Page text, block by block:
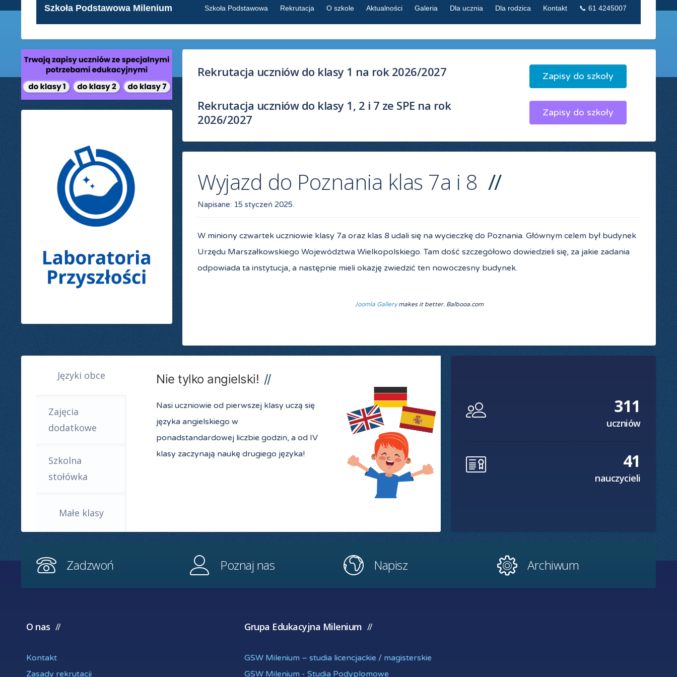
Szkoła Podstawowa Milenium Szkoła Podstawowa Rekrutacja O szkole Aktualności Galeria Dla ucznia Dla rodzica Kontakt 📞 61 4245007
Rekrutacja uczniów do klasy 1 na rok 2026/2027 Zapisy do szkoły
Rekrutacja uczniów do klasy 1, 2 i 7 ze SPE na rok
2026/2027
Zapisy do szkoły
Wyjazd do Poznania klas 7a i 8
Napisane: 15 styczeń 2025.
W miniony czwartek uczniowie klasy 7a oraz klas 8 udali się na wycieczkę do Poznania. Głównym celem był budynek
Urzędu Marszałkowskiego Województwa Wielkopolskiego. Tam dość szczegółowo dowiedzieli się, za jakie zadania
odpowiada ta instytucja, a następnie mieli okazję zwiedzić ten nowoczesny budynek.
Joomla Gallerymakes it better. Balbooa.com
Języki obce
Zajęcia
dodatkowe
Szkolna
stołówka
Małe klasy
Nie tylko angielski!
Nasi uczniowie od pierwszej klasy uczą się
języka angielskiego w
ponadstandardowej liczbie godzin, a od IV
klasy zaczynają naukę drugiego języka!
311
uczniów
41
nauczycieli
Zadzwoń Poznaj nas Napisz Archiwum
O nas
Kontakt
Zasady rekrutacji
Grupa Edukacyjna Milenium
GSW Milenium – studia licencjackie / magisterskie
GSW Milenium - Studia Podyplomowe